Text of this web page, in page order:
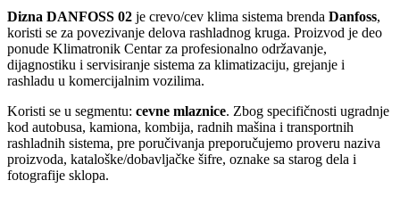
Dizna DANFOSS 02 je crevo/cev klima sistema brenda Danfoss,
koristi se za povezivanje delova rashladnog kruga. Proizvod je deo
ponude Klimatronik Centar za profesionalno održavanje,
dijagnostiku i servisiranje sistema za klimatizaciju, grejanje i
rashladu u komercijalnim vozilima.
Koristi se u segmentu: cevne mlaznice. Zbog specifičnosti ugradnje
kod autobusa, kamiona, kombija, radnih mašina i transportnih
rashladnih sistema, pre poručivanja preporučujemo proveru naziva
proizvoda, kataloške/dobavljačke šifre, oznake sa starog dela i
fotografije sklopa.